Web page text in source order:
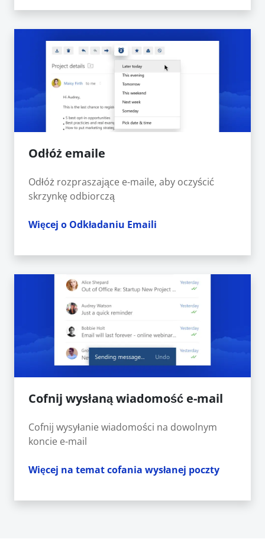
Odłóż emaile
Odłóż rozpraszające e-maile, aby oczyścić
skrzynkę odbiorczą
Więcej o Odkładaniu Emaili
Cofnij wysłaną wiadomość e-mail
Cofnij wysyłanie wiadomości na dowolnym
koncie e-mail
Więcej na temat cofania wysłanej poczty